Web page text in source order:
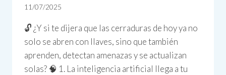
11/07/2025
🔓 ¿Y si te dijera que las cerraduras de hoy ya no
solo se abren con llaves, sino que también
aprenden, detectan amenazas y se actualizan
solas? 🧠 1. La inteligencia artificial llega a tu